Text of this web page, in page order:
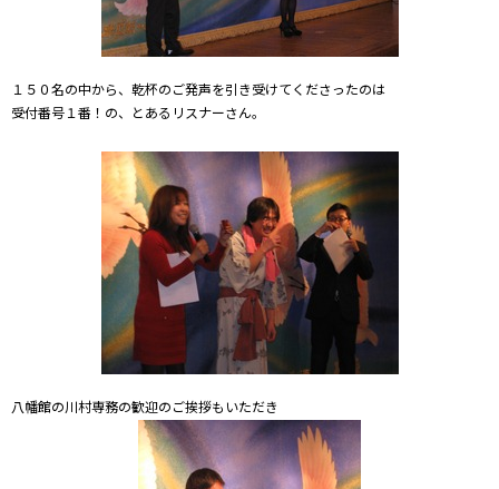
１５０名の中から、乾杯のご発声を引き受けてくださったのは
受付番号１番！の、とあるリスナーさん。
八幡館の川村専務の歓迎のご挨拶もいただき